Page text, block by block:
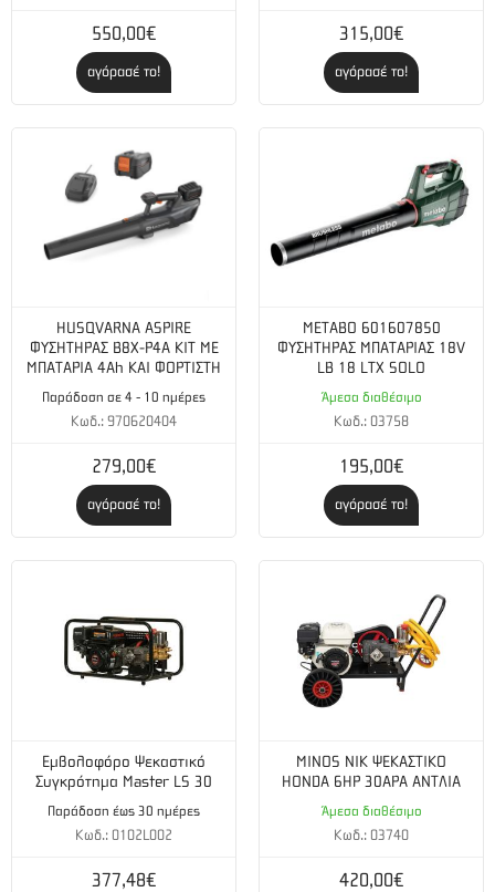
Τύπος κινητήρα : Μονοκύλινδρος 4χρονος, OHV
Μοντέλο κινητήρα :LC 154F
Καύσιμο :Αμόλυβδη βενζίνη
Διαστάσεις, Μ×Π×Υ (cm) :
Θόρυβος dB (A):
Μέγιστη ισχύς (kW): 0.9
Σύστημα σταθεροποίησης τάσης :
AVR (Ηλεκτρονική
προστασία υπέρτασης)
Κινητήρας
Τάση / Συχνότητα (V-Hz) :
Κατανάλωση καυσίμου (g/kWh): ≤ 450
Χωρητικότητα δοχείου καυσίμου (lt):10
550,00€
αγόρασέ το!
315,00€
αγόρασέ το!
HUSQVARNA ASPIRE
ΦΥΣΗΤΗΡΑΣ B8X-P4A KIT ΜΕ
ΜΠΑΤΑΡΙΑ 4Ah ΚΑΙ ΦΟΡΤΙΣΤΗ
Παράδοση σε 4 - 10 ημέρες
Κωδ.: 970620404
279,00€
αγόρασέ το!
METABO 601607850
ΦΥΣΗΤΗΡΑΣ ΜΠΑΤΑΡΙΑΣ 18V
LB 18 LTX SOLO
Άμεσα διαθέσιμο
Κωδ.: 03758
195,00€
αγόρασέ το!
Εμβολοφόρο Ψεκαστικό
Συγκρότημα Master LS 30
Παράδοση έως 30 ημέρες
Κωδ.: 0102L002
377,48€
MINOS NIK ΨΕΚΑΣΤΙΚΟ
HONDA 6HP 30ΑΡΑ ΑΝΤΛΙΑ
Άμεσα διαθέσιμο
Κωδ.: 03740
420,00€